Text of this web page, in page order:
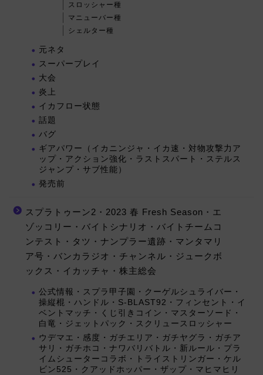
スロッシャー種
マニューバー種
シェルター種
元ネタ
スーパープレイ
大会
炎上
イカフロー状態
話題
バグ
ギアパワー（イカニンジャ・イカ速・対物攻撃力ア
ップ・アクション強化・ラストスパート・ステルス
ジャンプ・サブ性能）
発売前
スプラトゥーン2・2023 春 Fresh Season・エ
ゾッコリー・バイトシナリオ・バイトチームコ
ンテスト・タツ・ナンプラー遺跡・マンタマリ
ア号・バンカラジオ・チャンネル・ジュークボ
ックス・イカッチャ・株主総会
公式情報・スプラ甲子園・クーゲルシュライバー・
操縦棍・ハンドル・S-BLAST92・フィンセント・イ
ベントマッチ・くじ引きコイン・マスターソード・
白竜・ジェットパック・スクリュースロッシャー
ウデマエ・感度・ガチエリア・ガチヤグラ・ガチア
サリ・ガチホコ・ナワバリバトル・新ルール・プラ
イムシューターコラボ・トライストリンガー・ケル
ビン525・クアッドホッパー・ザップ・マヒマヒリ